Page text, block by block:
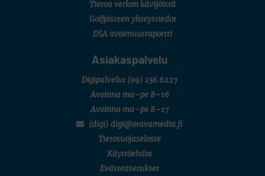
Tietoa verkon kävijöistä
Golfpisteen yhteystiedot
DSA avoimuusraportti
Asiakaspalvelu
Digipalvelut (09) 156 6227
Avoinna ma–pe 8–16
Avoinna ma–pe 8–17
(digi) digi@otavamedia.fi
Tietosuojaseloste
Käyttöehdot
Evästeasetukset